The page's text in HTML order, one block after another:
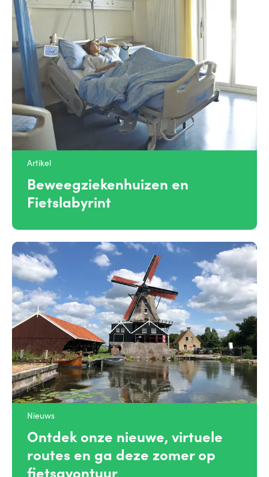
Artikel
Beweegziekenhuizen en
Fietslabyrint
Nieuws
Ontdek onze nieuwe, virtuele
routes en ga deze zomer op
fietsavontuur